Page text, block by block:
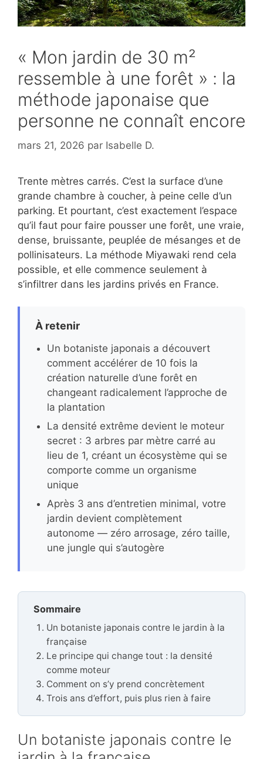
« Mon jardin de 30 m²
ressemble à une forêt » : la
méthode japonaise que
personne ne connaît encore
mars 21, 2026 par Isabelle D.
Trente mètres carrés. C’est la surface d’une
grande chambre à coucher, à peine celle d’un
parking. Et pourtant, c’est exactement l’espace
qu’il faut pour faire pousser une forêt, une vraie,
dense, bruissante, peuplée de mésanges et de
pollinisateurs. La méthode Miyawaki rend cela
possible, et elle commence seulement à
s’infiltrer dans les jardins privés en France.
À retenir
Un botaniste japonais a découvert
comment accélérer de 10 fois la
création naturelle d’une forêt en
changeant radicalement l’approche de
la plantation
La densité extrême devient le moteur
secret : 3 arbres par mètre carré au
lieu de 1, créant un écosystème qui se
comporte comme un organisme
unique
Après 3 ans d’entretien minimal, votre
jardin devient complètement
autonome — zéro arrosage, zéro taille,
une jungle qui s’autogère
Sommaire
Un botaniste japonais contre le jardin à la
française
Le principe qui change tout : la densité
comme moteur
Comment on s’y prend concrètement
Trois ans d’effort, puis plus rien à faire
Un botaniste japonais contre le